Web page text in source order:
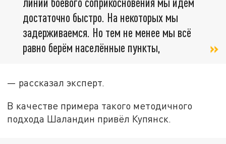
достаточно быстро. На некоторых мы
задерживаемся. Но тем не менее мы всё
равно берём населённые пункты,
— рассказал эксперт.
В качестве примера такого методичного
подхода Шаландин привёл Купянск.